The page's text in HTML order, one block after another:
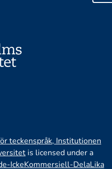
teckenspråk, Institutionen
is licensed under a
IckeKommersiell-DelaLika